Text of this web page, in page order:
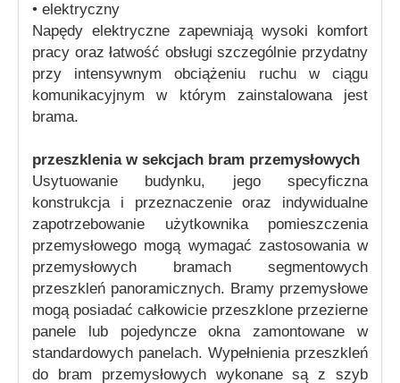
• elektryczny
Napędy elektryczne zapewniają wysoki komfort
pracy oraz łatwość obsługi szczególnie przydatny
przy intensywnym obciążeniu ruchu w ciągu
komunikacyjnym w którym zainstalowana jest
brama.
przeszklenia w sekcjach bram przemysłowych
Usytuowanie budynku, jego specyficzna
konstrukcja i przeznaczenie oraz indywidualne
zapotrzebowanie użytkownika pomieszczenia
przemysłowego mogą wymagać zastosowania w
przemysłowych bramach segmentowych
przeszkleń panoramicznych. Bramy przemysłowe
mogą posiadać całkowicie przeszklone przezierne
panele lub pojedyncze okna zamontowane w
standardowych panelach. Wypełnienia przeszkleń
do bram przemysłowych wykonane są z szyb